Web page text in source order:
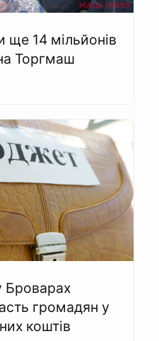
ще 14 мільйонів
Торгмаш
Броварах
громадян у
коштів